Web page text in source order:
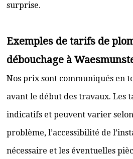
surprise.
Exemples de tarifs de
débouchage à
Nos prix sont communiqués en
avant le début des travaux. Les
indicatifs et peuvent varier
problème, l’accessibilité de
nécessaire et les éventuelles